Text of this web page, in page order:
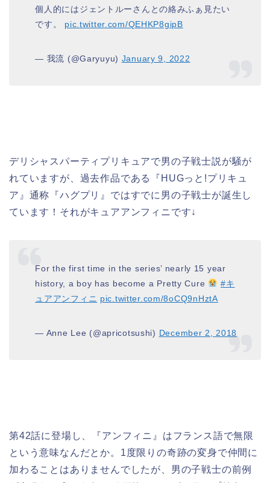
個人的にはジェントルーさんとの絡みふぁ見たい
です。 pic.twitter.com/QEHKP8gipB
— 我流 (@Garyuyu) January 9, 2022
デリシャスパーティプリキュアで男の子戦士説が騒が
れていますが、過去作品である『HUGっと!プリキュ
ア』通称『ハグプリ』ではすでに男の子戦士が誕生し
ています！それがキュアアンフィニです↓
For the first time in the series’ nearly 15 year
history, a boy has become a Pretty Cure
#キ
ュアアンフィニ pic.twitter.com/8oCQ9nHztA
— Anne Lee (@apricotsushi) December 2, 2018
第42話に登場し、『アンフィニ』はフランス語で無限
という意味なんだとか。1度限りの奇跡の変身で仲間に
加わることはありませんでしたが、男の子戦士の前例